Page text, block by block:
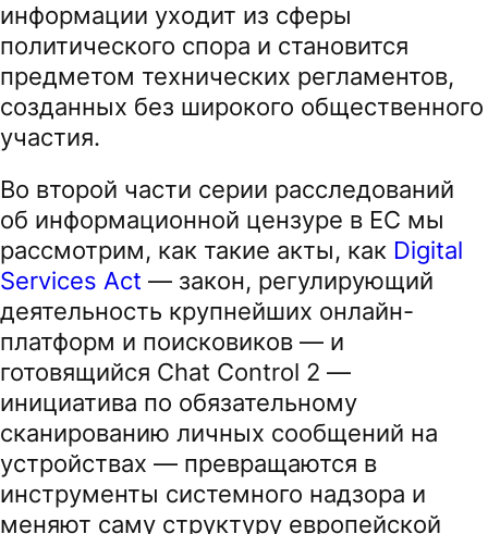
информации уходит из сферы
политического спора и становится
предметом технических регламентов,
созданных без широкого общественного
участия.
Во второй части серии расследований
об информационной цензуре в ЕС мы
рассмотрим, как такие акты, как Digital
Services Act — закон, регулирующий
деятельность крупнейших онлайн-
платформ и поисковиков — и
готовящийся Chat Control 2 —
инициатива по обязательному
сканированию личных сообщений на
устройствах — превращаются в
инструменты системного надзора и
меняют саму структуру европейской